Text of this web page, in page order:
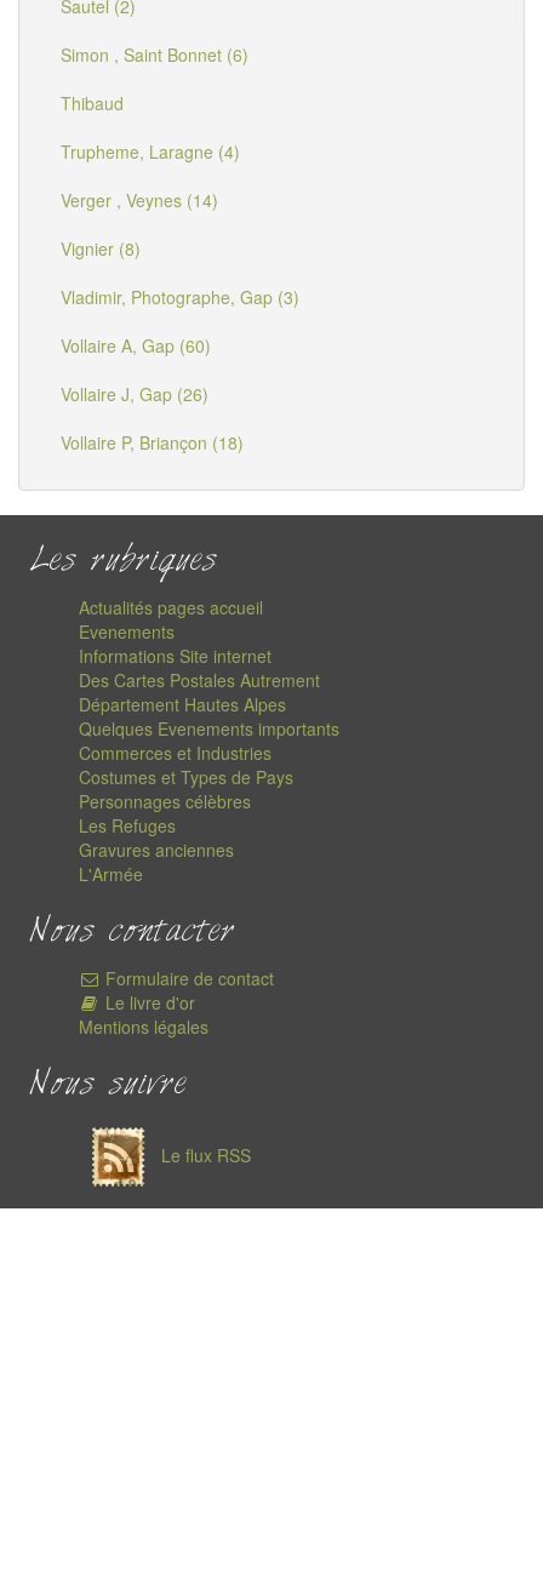
Sautel (2)
Simon , Saint Bonnet (6)
Thibaud
Trupheme, Laragne (4)
Verger , Veynes (14)
Vignier (8)
Vladimir, Photographe, Gap (3)
Vollaire A, Gap (60)
Vollaire J, Gap (26)
Vollaire P, Briançon (18)
Les rubriques
Actualités pages accueil
Evenements
Informations Site internet
Des Cartes Postales Autrement
Département Hautes Alpes
Quelques Evenements importants
Commerces et Industries
Costumes et Types de Pays
Personnages célèbres
Les Refuges
Gravures anciennes
L'Armée
Nous contacter
Formulaire de contact
Le livre d'or
Mentions légales
Nous suivre
Le flux RSS